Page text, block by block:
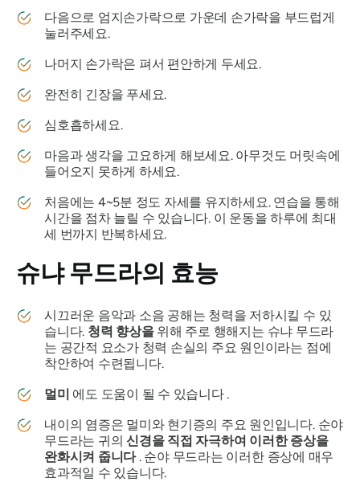
다음으로 엄지손가락으로 가운데 손가락을 부드럽게
눌러주세요.
나머지 손가락은 펴서 편안하게 두세요.
완전히 긴장을 푸세요.
심호흡하세요.
마음과 생각을 고요하게 해보세요. 아무것도 머릿속에
들어오지 못하게 하세요.
처음에는 4~5분 정도 자세를 유지하세요. 연습을 통해
시간을 점차 늘릴 수 있습니다. 이 운동을 하루에 최대
세 번까지 반복하세요.
슈냐 무드라의 효능
시끄러운 음악과 소음 공해는 청력을 저하시킬 수 있
습니다. 청력 향상을위해 주로 행해지는 슈냐 무드라
는 공간적 요소가 청력 손실의 주요 원인이라는 점에
착안하여 수련됩니다.
멀미 에도 도움이 될 수 있습니다 .
내이의 염증은 멀미와 현기증의 주요 원인입니다. 순야
무드라는 귀의신경을 직접 자극하여 이러한 증상을
완화시켜 줍니다. 순야 무드라는 이러한 증상에 매우
효과적일 수 있습니다.